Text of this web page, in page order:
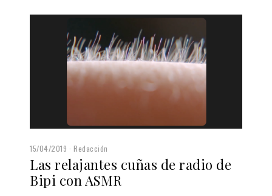
15/04/2019 Redacción
Las relajantes cuñas de radio de
Bipi con ASMR